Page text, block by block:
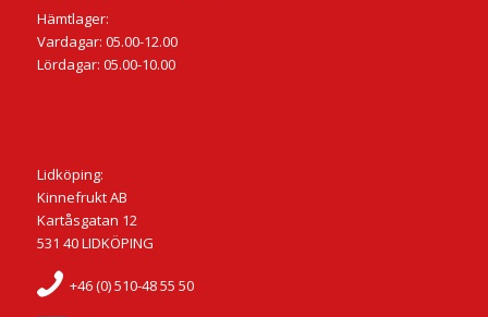
Hämtlager:
Vardagar: 05.00-12.00
Lördagar: 05.00-10.00
Lidköping:
Kinnefrukt AB
Kartåsgatan 12
531 40 LIDKÖPING
+46 (0) 510-48 55 50